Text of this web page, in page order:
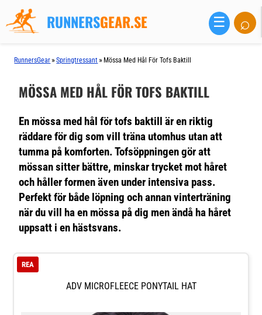
RUNNERSGEAR.SE ☰ ⌕
RunnersGear »Springtressant » Mössa Med Hål För Tofs Baktill
MÖSSA MED HÅL FÖR TOFS BAKTILL
En mössa med hål för tofs baktill är en riktig
räddare för dig som vill träna utomhus utan att
tumma på komforten. Tofsöppningen gör att
mössan sitter bättre, minskar trycket mot håret
och håller formen även under intensiva pass.
Perfekt för både löpning och annan vinterträning
när du vill ha en mössa på dig men ändå ha håret
uppsatt i en hästsvans.
ADV MICROFLEECE PONYTAIL HAT
REA